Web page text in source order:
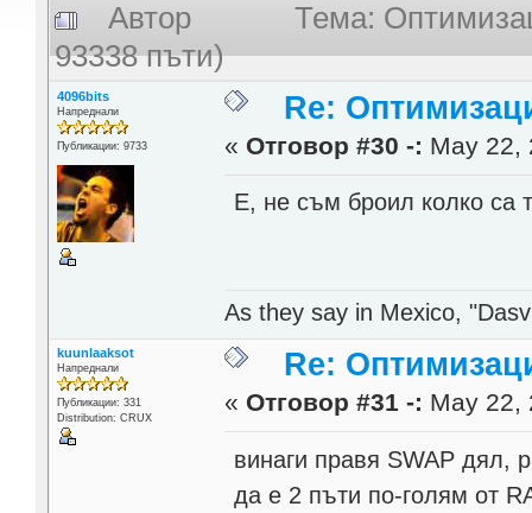
Автор
Тема:
93338 пъти)
4096bits
Напреднали
Публикации: 9733
Re:
« Отговор #30 -: May 22,
Е, не съм броил колко са
As they say in Mexico,
kuunlaaksot
Напреднали
Публикации: 331
Distribution: CRUX
Re:
« Отговор #31 -: May 22,
винаги правя SWAP дял,
да е 2 пъти по-голям от